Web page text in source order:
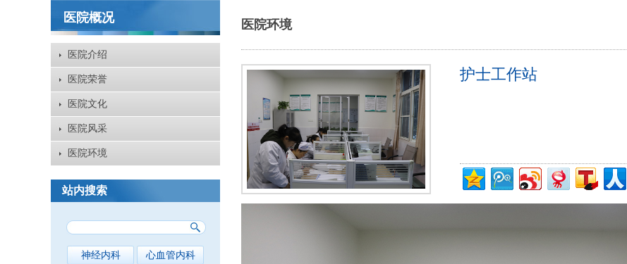
医院概况
医院介绍
医院荣誉
医院文化
医院风采
医院环境
站内搜索
神经内科 心血管内科
医院环境
护士工作站